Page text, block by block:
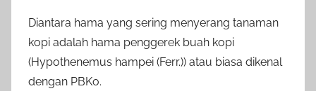
Diantara hama yang sering menyerang tanaman
kopi adalah hama penggerek buah kopi
(Hypothenemus hampei (Ferr.)) atau biasa dikenal
dengan PBKo.